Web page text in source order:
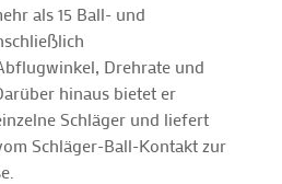
als 15 Ball- und
Drehrate und
hinaus bietet er
Schläger und liefert
Schläger-Ball-Kontakt zur